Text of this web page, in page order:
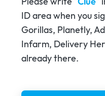
ID area when you
Gorillas, Planetly,
Infarm, Delivery
already there.